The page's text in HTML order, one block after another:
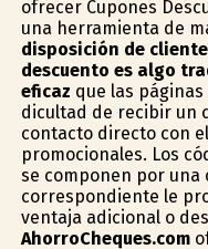
ofrecer Cupones
una herramienta de
disposición de
descuento es algo
eficaz que las
dificultad de recibir
contacto directo con
promocionales. Los
se componen por una
correspondiente le
ventaja adicional o
AhorroCheques.com